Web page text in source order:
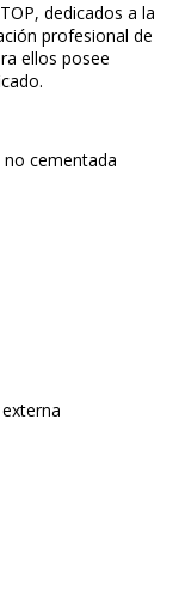
dedicados a la
profesional de
ellos posee
cementada